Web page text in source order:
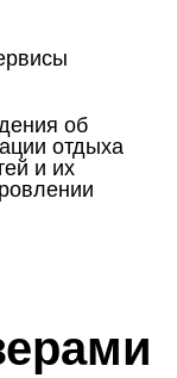
об
отдыха
и их